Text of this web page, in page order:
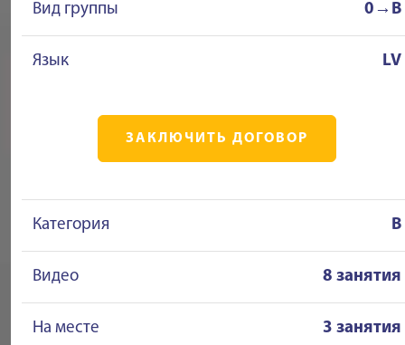
Вид группы 0→B
Язык LV
ЗАКЛЮЧИТЬ ДОГОВОР
Категория B
Видео 8 занятия
На месте 3 занятия